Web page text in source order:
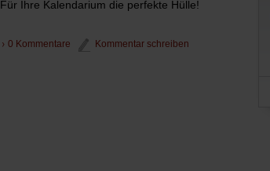
Für Ihre Kalendarium die perfekte Hülle!
0 Kommentare Kommentar schreiben